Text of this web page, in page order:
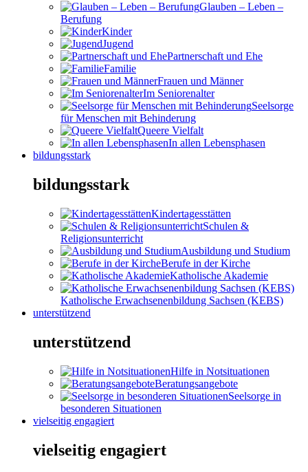
Glauben – Leben –
Berufung
Kinder
Jugend
Partnerschaft und Ehe
Familie
Frauen und Männer
Im Seniorenalter
Seelsorge
für Menschen mit Behinderung
Queere Vielfalt
In allen Lebensphasen
bildungsstark
bildungsstark
Kindertagesstätten
Schulen &
Religionsunterricht
Ausbildung und Studium
Berufe in der Kirche
Katholische Akademie
Katholische Erwachsenenbildung Sachsen (KEBS)
unterstützend
unterstützend
Hilfe in Notsituationen
Beratungsangebote
Seelsorge in
besonderen Situationen
vielseitig engagiert
vielseitig engagiert